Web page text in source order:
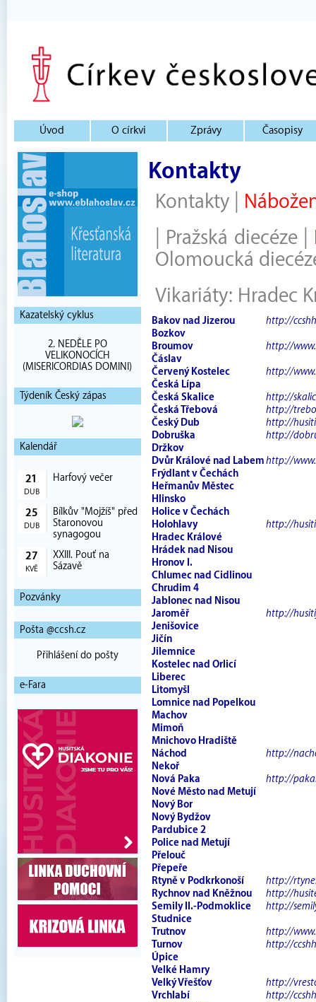
Úvod O církvi Zprávy Časopisy
Kazatelský cyklus
2. NEDĚLE PO
VELIKONOCÍCH
(MISERICORDIAS DOMINI)
Týdeník Český zápas
Kalendář
21
DUB
Harfový večer
25
DUB
Bílkův "Mojžíš" před
Staronovou
synagogou
27
KVĚ
XXIII. Pouť na
Sázavě
Pozvánky
Pošta @ccsh.cz
Přihlášení do pošty
e-Fara
Kontakty
Kontakty
Pražská diecéze|
Olomoucká
Vikariáty: Hradec
Bakov nad Jizerou
http://
Bozkov
Broumov
http://
Čáslav
Červený Kostelec
http://
Česká Lípa
Česká Skalice
http://
Česká Třebová
http://
Český Dub
http://
Dobruška
http://
Držkov
Dvůr Králové nad Labemhttp://
Frýdlant v Čechách
Heřmanův Městec
Hlinsko
Holice v Čechách
Holohlavy
http://
Hradec Králové
Hrádek nad Nisou
Hronov I.
Chlumec nad Cidlinou
Chrudim 4
Jablonec nad Nisou
Jaroměř
http://
Jenišovice
Jičín
Jilemnice
Kostelec nad Orlicí
Liberec
Litomyšl
Lomnice nad Popelkou
Machov
Mimoň
Mnichovo Hradiště
Náchod
http://
Nekoř
Nová Paka
http://
Nové Město nad Metují
Nový Bor
Nový Bydžov
Pardubice 2
Police nad Metují
Přelouč
Přepeře
Rtyně v Podkrkonoší
http://
Rychnov nad Kněžnou
http://
Semily II.-Podmoklice
http://
Studnice
Trutnov
http://
Turnov
http://
Úpice
Velké Hamry
Velký Vřešťov
http://
Vrchlabí
http://